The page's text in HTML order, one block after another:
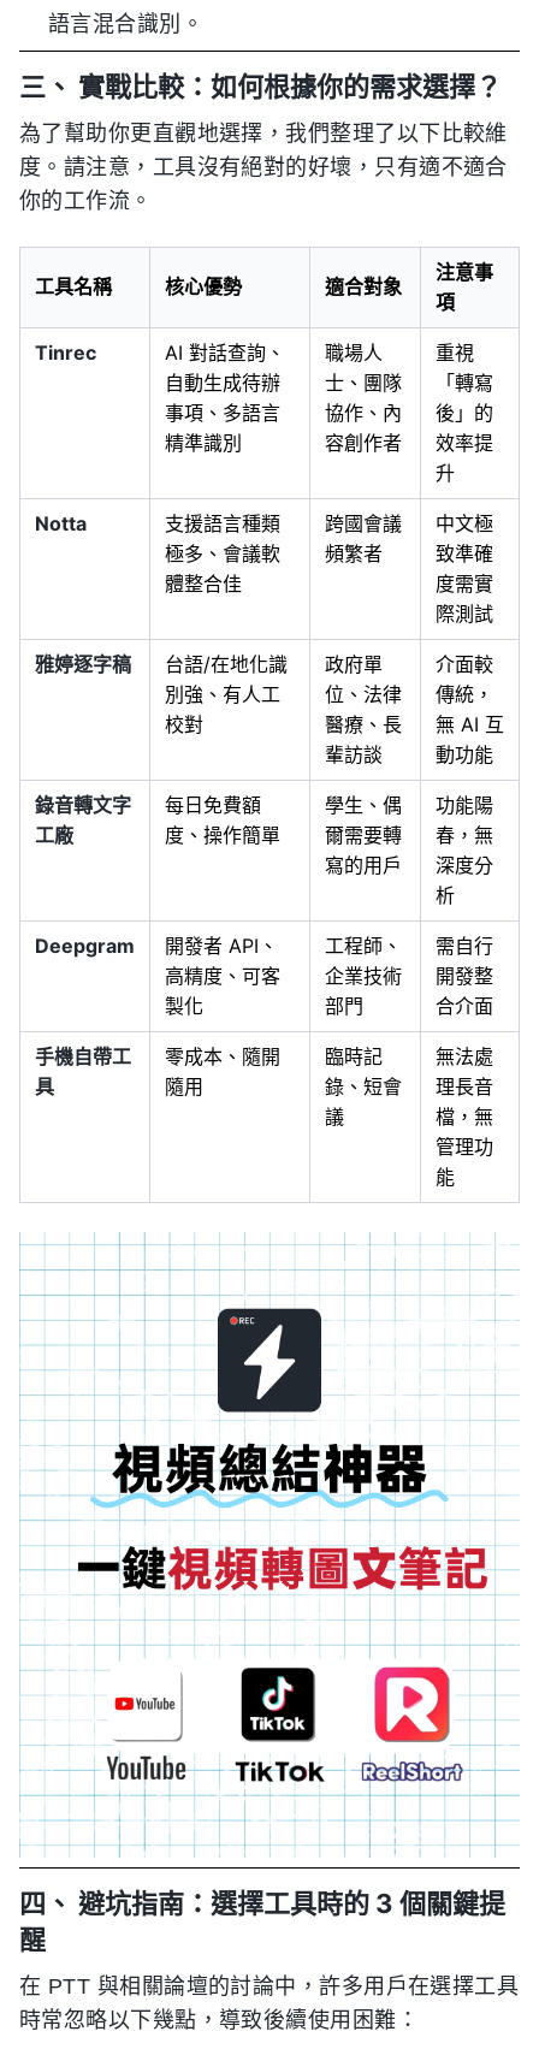
語言混合識別。
三、 實戰比較：如何根據你的需求選擇？
為了幫助你更直觀地選擇，我們整理了以下比較維
度。請注意，工具沒有絕對的好壞，只有適不適合
你的工作流。
工具名稱 核心優勢 適合對象
注意事
項
Tinrec
AI 對話查詢、
自動生成待辦
事項、多語言
精準識別
職場人
士、團隊
協作、內
容創作者
重視
「轉寫
後」的
效率提
升
Notta
支援語言種類
極多、會議軟
體整合佳
跨國會議
頻繁者
中文極
致準確
度需實
際測試
雅婷逐字稿
台語/在地化識
別強、有人工
校對
政府單
位、法律
醫療、長
輩訪談
介面較
傳統，
無 AI 互
動功能
錄音轉文字
工廠
每日免費額
度、操作簡單
學生、偶
爾需要轉
寫的用戶
功能陽
春，無
深度分
析
Deepgram
開發者 API、
高精度、可客
製化
工程師、
企業技術
部門
需自行
開發整
合介面
手機自帶工
具
零成本、隨開
隨用
臨時記
錄、短會
議
無法處
理長音
檔，無
管理功
能
四、 避坑指南：選擇工具時的 3 個關鍵提
醒
在 PTT 與相關論壇的討論中，許多用戶在選擇工具
時常忽略以下幾點，導致後續使用困難：